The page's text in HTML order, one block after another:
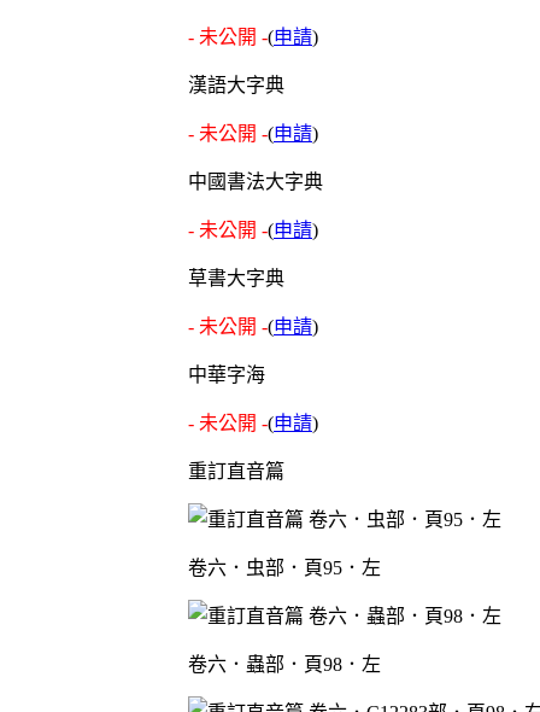
- 未公開 -(申請)
漢語大字典
- 未公開 -(申請)
中國書法大字典
- 未公開 -(申請)
草書大字典
- 未公開 -(申請)
中華字海
- 未公開 -(申請)
重訂直音篇
卷六．虫部．頁95．左
卷六．蟲部．頁98．左